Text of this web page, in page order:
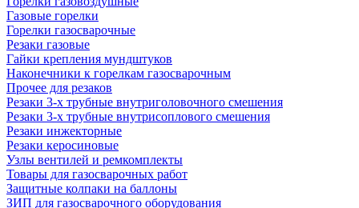
Газовые горелки
Горелки газосварочные
Резаки газовые
Гайки крепления мундштуков
Наконечники к горелкам газосварочным
Прочее для резаков
Резаки 3-х трубные внутриголовочного смешения
Резаки 3-х трубные внутрисоплового смешения
Резаки инжекторные
Резаки керосиновые
Узлы вентилей и ремкомплекты
Товары для газосварочных работ
Защитные колпаки на баллоны
ЗИП для газосварочного оборудования